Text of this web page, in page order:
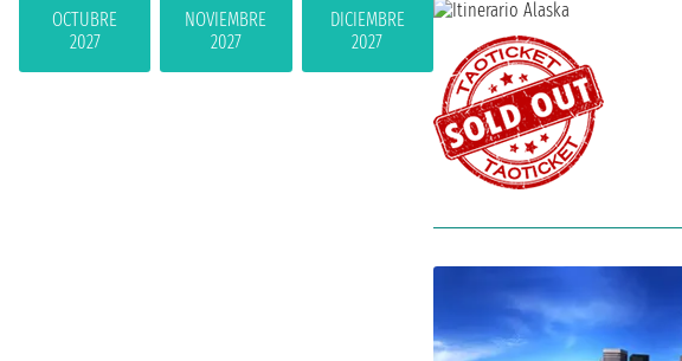
OCTUBRE
2027
NOVIEMBRE
2027
DICIEMBRE
2027